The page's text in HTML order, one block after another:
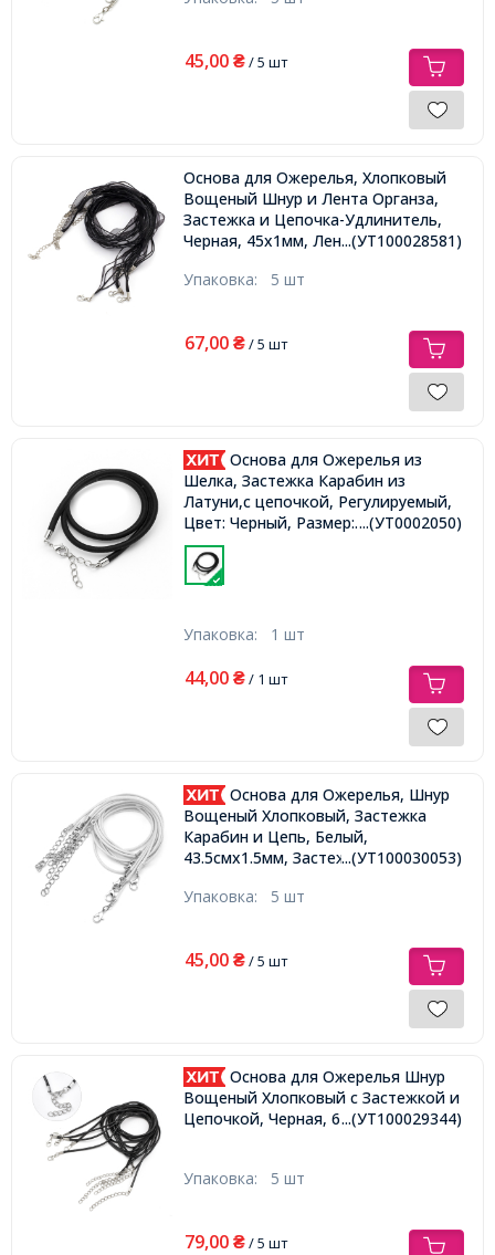
45,00 ₴/ 5 шт
Основа для Ожерелья, Хлопковый
Вощеный Шнур и Лента Органза,
Застежка и Цепочка-Удлинитель,
Черная, 45х1мм, Лента 7мм,...(УТ100028581)
Упаковка: 5 шт
67,00 ₴/ 5 шт
Основа для Ожерелья из
Шелка, Застежка Карабин из
Латуни,с цепочкой, Регулируемый,
Цвет: Черный, Размер:
43~45смх3мм,
...(УТ0002050)
Упаковка: 1 шт
44,00 ₴/ 1 шт
Основа для Ожерелья, Шнур
Вощеный Хлопковый, Застежка
Карабин и Цепь, Белый,
43.5смх1.5мм, Застежка 12х7х2.5мм,
...(УТ100030053)
Упаковка: 5 шт
45,00 ₴/ 5 шт
Основа для Ожерелья Шнур
Вощеный Хлопковый с Застежкой и
Цепочкой, Черная, 61см/2мм,
...(УТ100029344)
Упаковка: 5 шт
79,00 ₴/ 5 шт